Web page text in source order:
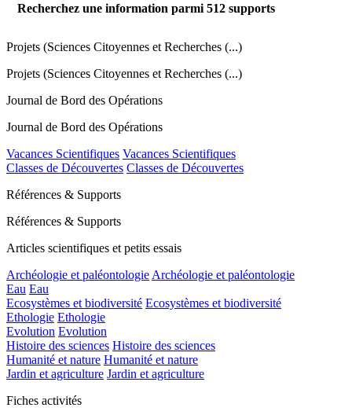
Recherchez une information parmi 512 supports
Projets (Sciences Citoyennes et Recherches (...)
Projets (Sciences Citoyennes et Recherches (...)
Journal de Bord des Opérations
Journal de Bord des Opérations
Vacances Scientifiques Vacances Scientifiques
Classes de Découvertes Classes de Découvertes
Références & Supports
Références & Supports
Articles scientifiques et petits essais
Archéologie et paléontologie Archéologie et paléontologie
Eau Eau
Ecosystèmes et biodiversité Ecosystèmes et biodiversité
Ethologie Ethologie
Evolution Evolution
Histoire des sciences Histoire des sciences
Humanité et nature Humanité et nature
Jardin et agriculture Jardin et agriculture
Fiches activités